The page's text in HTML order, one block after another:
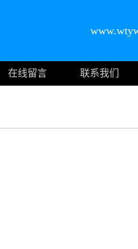
在线留言
联系我们